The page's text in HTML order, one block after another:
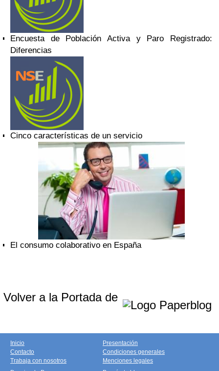
Encuesta de Población Activa y Paro Registrado:
Diferencias
Cinco características de un servicio
El consumo colaborativo en España
Volver a la Portada de
Inicio
Contacto
Trabaja con nosotros
Presentación
Condiciones generales
Menciones legales